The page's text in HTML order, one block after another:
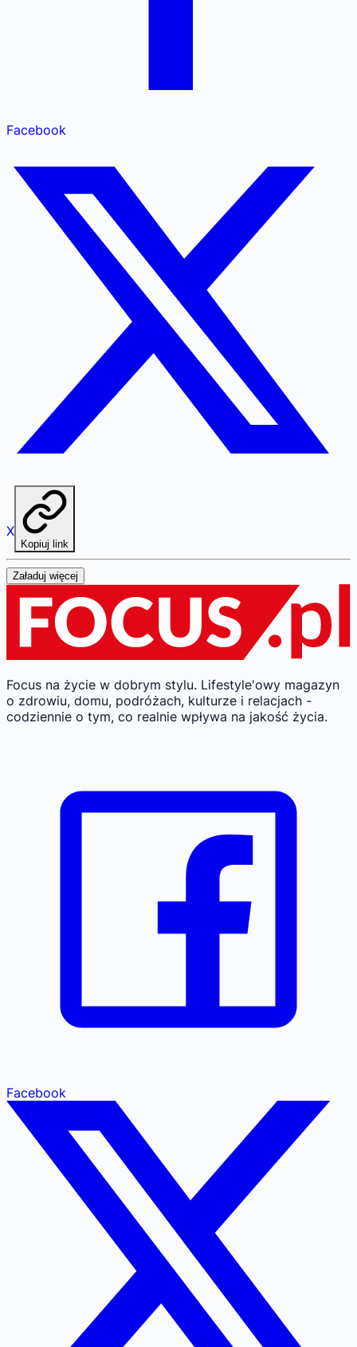
Facebook
X
Kopiuj link
Załaduj więcej
Focus na życie w dobrym stylu. Lifestyle'owy magazyn
o zdrowiu, domu, podróżach, kulturze i relacjach -
codziennie o tym, co realnie wpływa na jakość życia.
Facebook